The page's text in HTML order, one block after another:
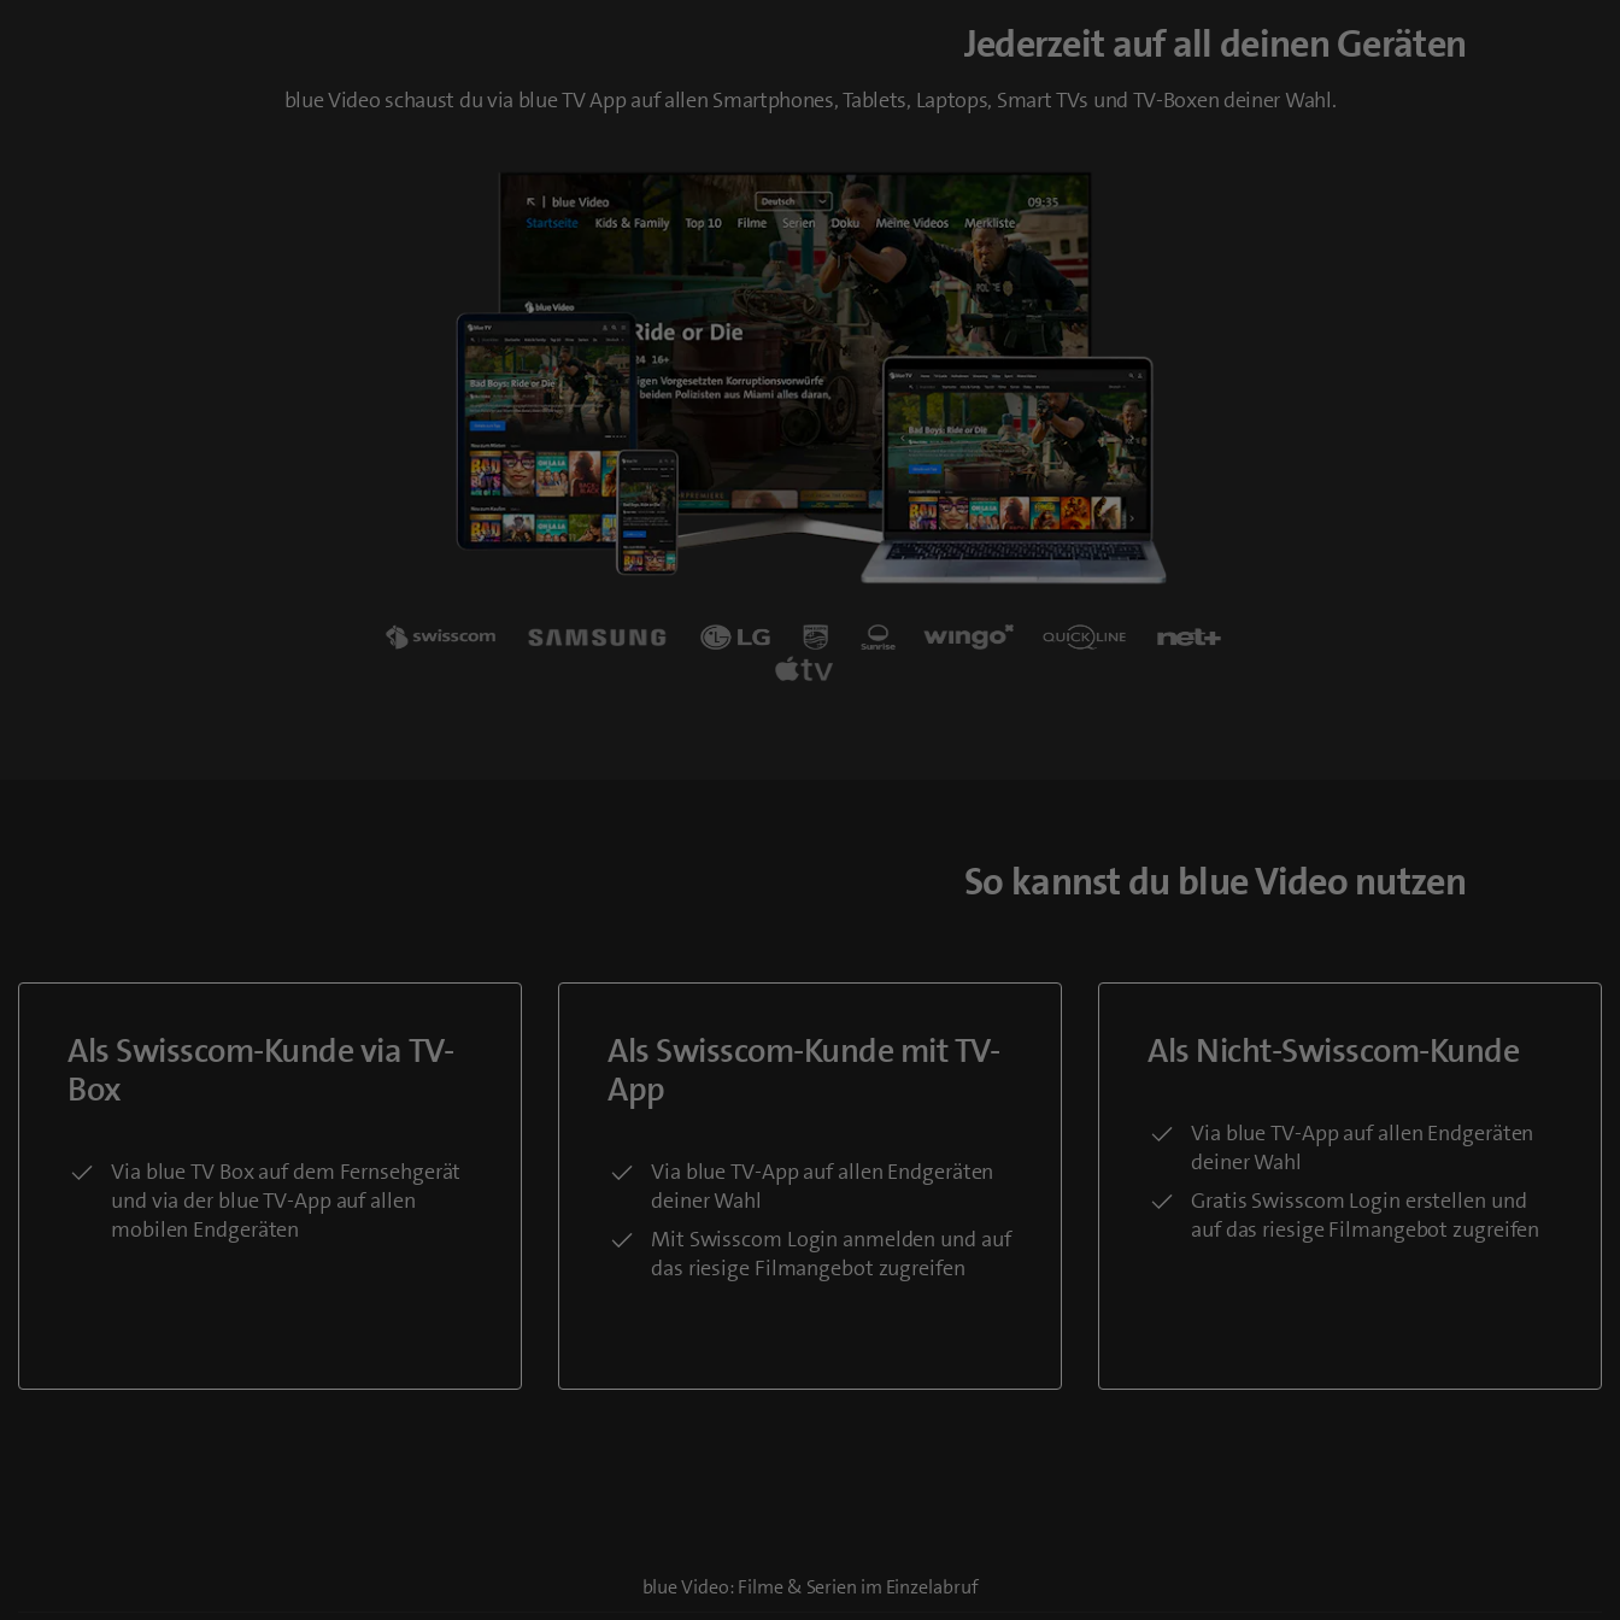
Jederzeit auf all deinen Geräten
blue Video schaust du via blue TV App auf allen Smartphones, Tablets, Laptops, Smart TVs und TV-Boxen deiner Wahl.
So kannst du blue Video nutzen
Als Swisscom-Kunde via TV-
Box
Via blue TV Box auf dem Fernsehgerät
und via der blue TV-App auf allen
mobilen Endgeräten
Als Swisscom-Kunde mit TV-
App
Via blue TV-App auf allen Endgeräten
deiner Wahl
Mit Swisscom Login anmelden und auf
das riesige Filmangebot zugreifen
Als Nicht-Swisscom-Kunde
Via blue TV-App auf allen Endgeräten
deiner Wahl
Gratis Swisscom Login erstellen und
auf das riesige Filmangebot zugreifen
blue Video: Filme & Serien im Einzelabruf